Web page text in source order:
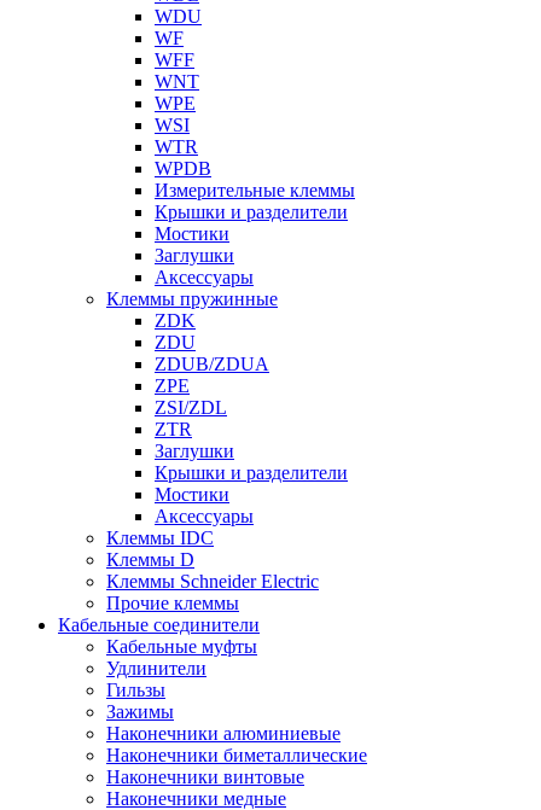
WDU
WF
WFF
WNT
WPE
WSI
WTR
WPDB
Измерительные клеммы
Крышки и разделители
Мостики
Заглушки
Аксессуары
Клеммы пружинные
ZDK
ZDU
ZDUB/ZDUA
ZPE
ZSI/ZDL
ZTR
Заглушки
Крышки и разделители
Мостики
Аксессуары
Клеммы IDC
Клеммы D
Клеммы Schneider Electric
Прочие клеммы
Кабельные соединители
Кабельные муфты
Удлинители
Гильзы
Зажимы
Наконечники алюминиевые
Наконечники биметаллические
Наконечники винтовые
Наконечники медные